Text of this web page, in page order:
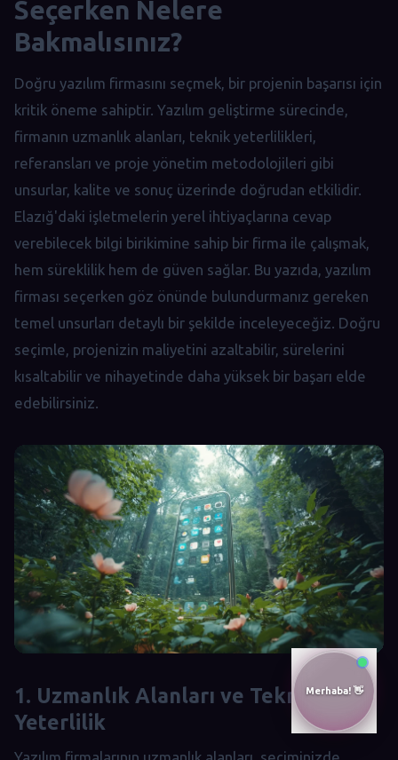
Seçerken Nelere
Bakmalısınız?
Doğru yazılım firmasını seçmek, bir projenin başarısı için
kritik öneme sahiptir. Yazılım geliştirme sürecinde,
firmanın uzmanlık alanları, teknik yeterlilikleri,
referansları ve proje yönetim metodolojileri gibi
unsurlar, kalite ve sonuç üzerinde doğrudan etkilidir.
Elazığ'daki işletmelerin yerel ihtiyaçlarına cevap
verebilecek bilgi birikimine sahip bir firma ile çalışmak,
hem süreklilik hem de güven sağlar. Bu yazıda, yazılım
firması seçerken göz önünde bulundurmanız gereken
temel unsurları detaylı bir şekilde inceleyeceğiz. Doğru
seçimle, projenizin maliyetini azaltabilir, sürelerini
kısaltabilir ve nihayetinde daha yüksek bir başarı elde
edebilirsiniz.
1. Uzmanlık Alanları ve Teknolojik
Yeterlilik